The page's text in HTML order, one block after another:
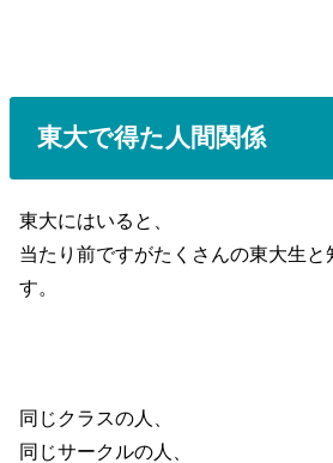
東大で得た人間関係
東大にはいると、
当たり前ですがたくさんの東大生と
す。
同じクラスの人、
同じサークルの人、